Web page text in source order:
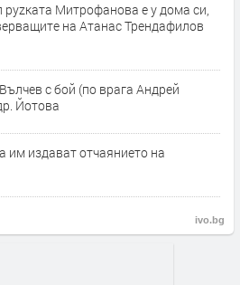
руzката Митрофанова е у дома си,
на Атанас Трендафилов
с бой (по врага Андрей
Йотова
им издават отчаянието на
ivo.bg